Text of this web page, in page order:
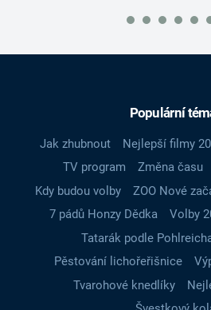
Populární
Jak zhubnout Nejlepší filmy
TV program
Změna času
Kdy budou volby
ZOO Nové
7 pádů Honzy Dědka
Volby
Tatarák podle
Pěstování lichořeřišnice
Tvarohové knedlíky